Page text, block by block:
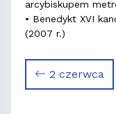
arcybiskupem
• Benedykt XVI
(2007 r.)
2 czerwca